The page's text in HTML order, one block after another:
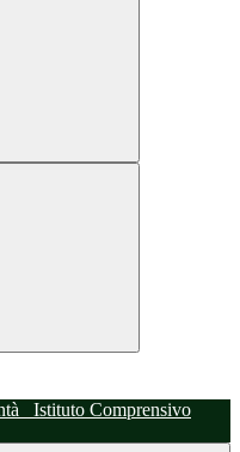
Istituto Comprensivo